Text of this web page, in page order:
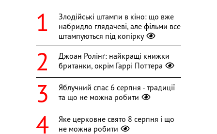
Злодійські штампи в кіно: що вже
набридло глядачеві, але фільми все
штампуються під копірку
Джоан Ролінґ: найкращі книжки
британки, окрім Гаррі Поттера
Яблучний спас 6 серпня - традиції
та що не можна робити
Яке церковне свято 8 серпня і що
не можна робити